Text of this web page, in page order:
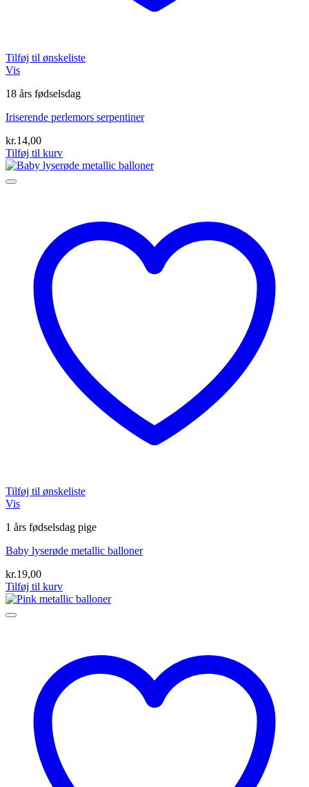
Tilføj til ønskeliste
Vis
18 års fødselsdag
Iriserende perlemors serpentiner
kr.14,00
Tilføj til kurv
Tilføj til ønskeliste
Vis
1 års fødselsdag pige
Baby lyserøde metallic balloner
kr.19,00
Tilføj til kurv